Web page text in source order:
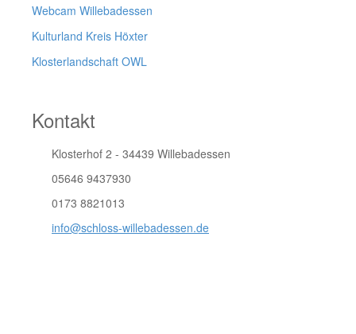
Webcam Willebadessen
Kulturland Kreis Höxter
Klosterlandschaft OWL
Kontakt
Klosterhof 2 - 34439 Willebadessen
05646 9437930
0173 8821013
info@schloss-willebadessen.de